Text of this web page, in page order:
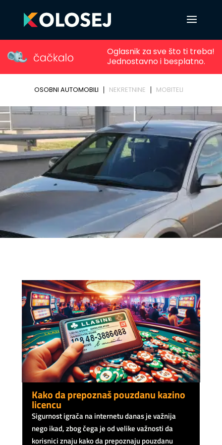
Kako da prepoznaš pouzdanu kazino
licencu
Sigurnost igrača na internetu danas je važnija
nego ikad, zbog čega je od velike važnosti da
korisnici znaju kako da prepoznaju pouzdanu